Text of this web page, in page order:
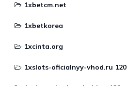
1xbetcm.net
1xbetkorea
1xcinta.org
1xslots-oficialnyy-vhod.ru 120